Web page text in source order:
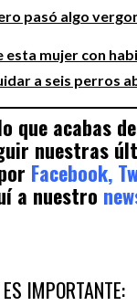
pasó algo
esta mujer con
a seis perros
que acabas
nuestras
Facebook,
a nuestro
IMPORTANTE: